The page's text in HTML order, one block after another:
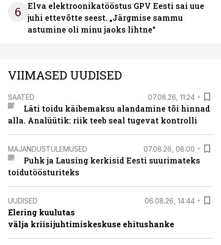
6
Elva elektroonikatööstus GPV Eesti sai uue
juhi ettevõtte seest. „Järgmise sammu
astumine oli minu jaoks lihtne“
VIIMASED UUDISED
SAATED 07.08.26, 11:24
Läti toidu käibemaksu alandamine tõi hinnad
alla. Analüütik: riik teeb seal tugevat kontrolli
MAJANDUSTULEMUSED 07.08.26, 08:00
Puhk ja Lausing kerkisid Eesti suurimateks
toidutöösturiteks
UUDISED 06.08.26, 14:44
Elering kuulutas
välja kriisijuhtimiskeskuse ehitushanke